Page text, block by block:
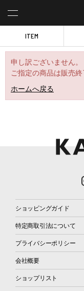
ITEM
申し訳ございません。
ご指定の商品は販売
ホームへ戻る
ショッピングガイド
特定商取引法について
プライバシーポリシー
会社概要
ショップリスト